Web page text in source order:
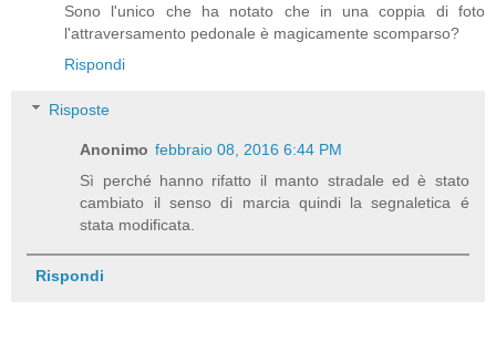
Sono l'unico che ha notato che in una coppia di foto
l'attraversamento pedonale è magicamente scomparso?
Rispondi
Risposte
Anonimo febbraio 08, 2016 6:44 PM
Sì perché hanno rifatto il manto stradale ed è stato
cambiato il senso di marcia quindi la segnaletica é
stata modificata.
Rispondi